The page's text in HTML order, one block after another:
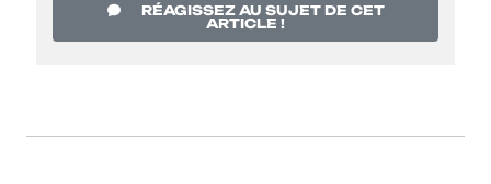
RÉAGISSEZ AU SUJET DE CET
ARTICLE !